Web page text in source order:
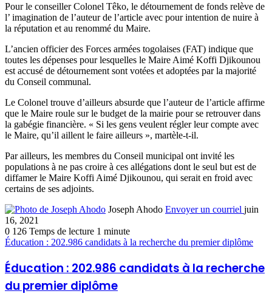
Pour le conseiller Colonel Têko, le détournement de fonds relève de
l’ imagination de l’auteur de l’article avec pour intention de nuire à
la réputation et au renommé du Maire.
L’ancien officier des Forces armées togolaises (FAT) indique que
toutes les dépenses pour lesquelles le Maire Aimé Koffi Djikounou
est accusé de détournement sont votées et adoptées par la majorité
du Conseil communal.
Le Colonel trouve d’ailleurs absurde que l’auteur de l’article affirme
que le Maire roule sur le budget de la mairie pour se retrouver dans
la gabégie financière. « Si les gens veulent régler leur compte avec
le Maire, qu’il aillent le faire ailleurs », martèle-t-il.
Par ailleurs, les membres du Conseil municipal ont invité les
populations à ne pas croire à ces allégations dont le seul but est de
diffamer le Maire Koffi Aimé Djikounou, qui serait en froid avec
certains de ses adjoints.
Joseph Ahodo Envoyer un courriel juin
16, 2021
0 126 Temps de lecture 1 minute
Éducation : 202.986 candidats à la recherche du premier diplôme
Éducation : 202.986 candidats à la recherche
du premier diplôme